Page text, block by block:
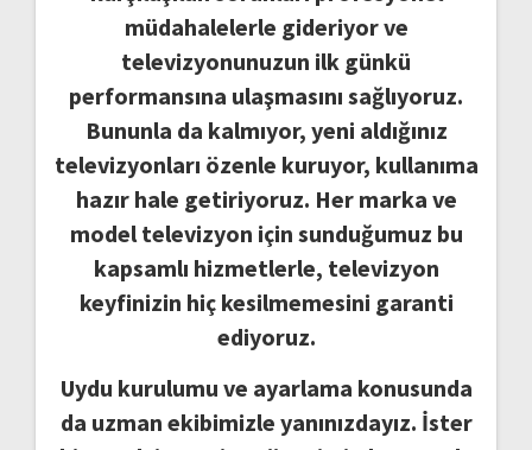
müdahalelerle gideriyor ve
televizyonunuzun ilk günkü
performansına ulaşmasını sağlıyoruz.
Bununla da kalmıyor, yeni aldığınız
televizyonları özenle kuruyor, kullanıma
hazır hale getiriyoruz. Her marka ve
model televizyon için sunduğumuz bu
kapsamlı hizmetlerle, televizyon
keyfinizin hiç kesilmemesini garanti
ediyoruz.
Uydu kurulumu ve ayarlama konusunda
da uzman ekibimizle yanınızdayız. İster